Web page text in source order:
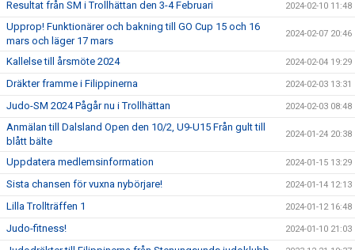
Resultat från SM i Trollhättan den 3-4 Februari 2024-02-10 11:48
Upprop! Funktionärer och bakning till GO Cup 15 och 16
mars och läger 17 mars
2024-02-07 20:46
Kallelse till årsmöte 2024 2024-02-04 19:29
Dräkter framme i Filippinerna 2024-02-03 13:31
Judo-SM 2024 Pågår nu i Trollhättan 2024-02-03 08:48
Anmälan till Dalsland Open den 10/2, U9-U15 Från gult till
blått bälte
2024-01-24 20:38
Uppdatera medlemsinformation 2024-01-15 13:29
Sista chansen för vuxna nybörjare! 2024-01-14 12:13
Lilla Trollträffen 1 2024-01-12 16:48
Judo-fitness! 2024-01-10 21:03